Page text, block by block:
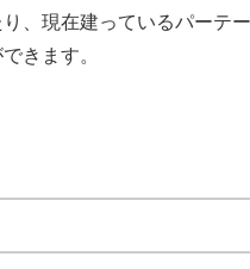
、現在建っているパーテ
きます。